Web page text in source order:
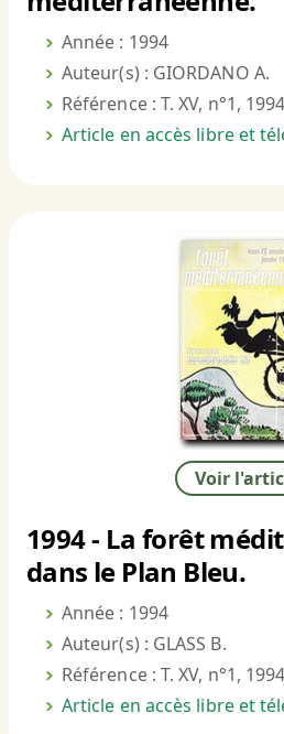
Année : 1994
Auteur(s) : GIORDANO A.
Référence : T. XV, n°1,
Article en accès libre et
Voir
1994 - La forêt
dans le Plan Bleu.
Année : 1994
Auteur(s) : GLASS B.
Référence : T. XV, n°1,
Article en accès libre et